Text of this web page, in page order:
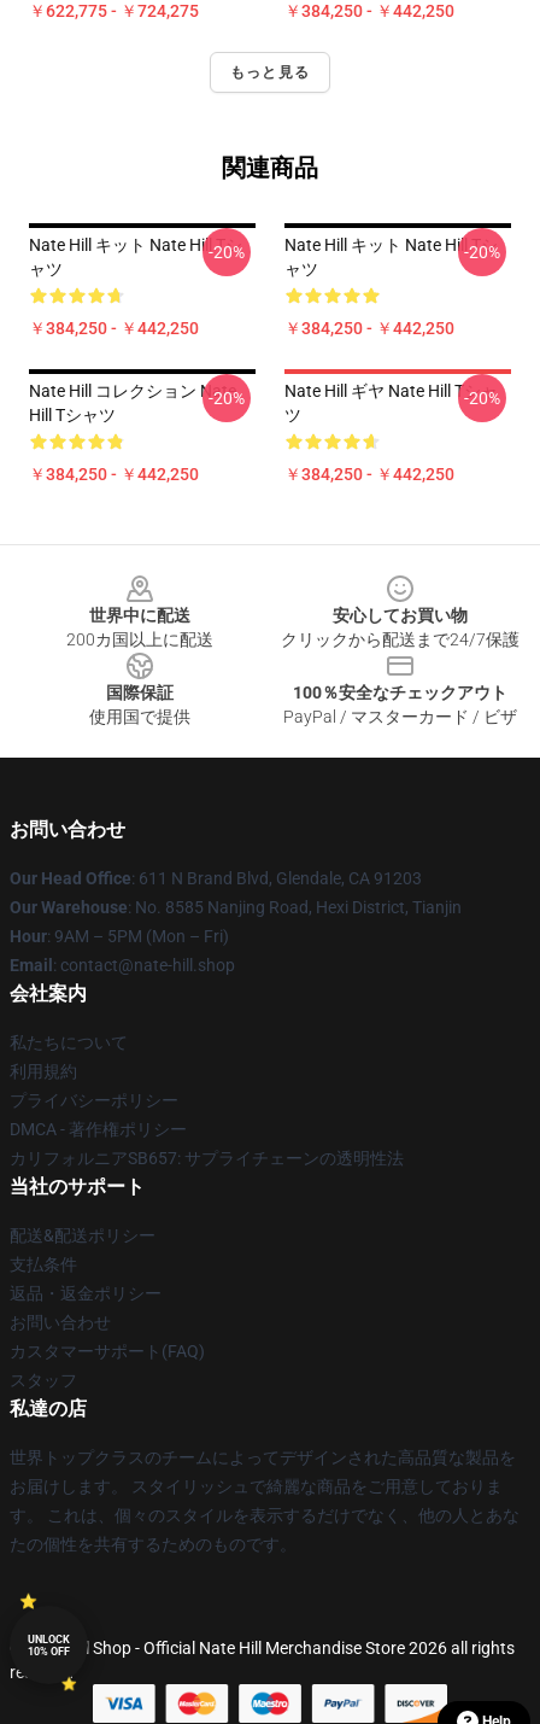
￥622,775 - ￥724,275 ￥384,250 - ￥442,250
もっと見る
関連商品
Nate Hill キット Nate Hill Tシ
ャツ
￥384,250 - ￥442,250
-20%
Nate Hill キット Nate Hill Tシ
ャツ
￥384,250 - ￥442,250
-20%
Nate Hill コレクション Nate
Hill Tシャツ
￥384,250 - ￥442,250
-20%
Nate Hill ギヤ Nate Hill Tシャ
ツ
￥384,250 - ￥442,250
-20%
世界中に配送
200カ国以上に配送
安心してお買い物
クリックから配送まで24/7保護
国際保証
使用国で提供
100％安全なチェックアウト
PayPal / マスターカード / ビザ
お問い合わせ
Our Head Office: 611 N Brand Blvd, Glendale, CA 91203
Our Warehouse: No. 8585 Nanjing Road, Hexi District, Tianjin
Hour: 9AM – 5PM (Mon – Fri)
Email : contact@nate-hill.shop
会社案内
私たちについて
利用規約
プライバシーポリシー
DMCA - 著作権ポリシー
カリフォルニアSB657: サプライチェーンの透明性法
当社のサポート
配送&配送ポリシー
支払条件
返品・返金ポリシー
お問い合わせ
カスタマーサポート(FAQ)
スタッフ
私達の店
世界トップクラスのチームによってデザインされた高品質な製品を
お届けします。 スタイリッシュで綺麗な商品をご用意しておりま
す。 これは、個々のスタイルを表示するだけでなく、他の人とあな
たの個性を共有するためのものです。
© Nate Hill Shop - Official Nate Hill Merchandise Store 2026 all rights
reserved
UNLOCK
10% OFF